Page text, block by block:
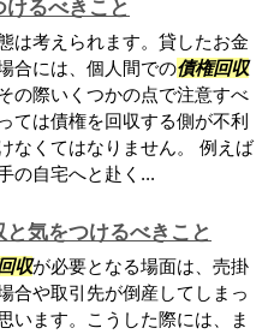
るべきこと
は考えられます。貸したお金
合には、個人間での債権回収
の際いくつかの点で注意すべ
ては債権を回収する側が不利
なくてはなりません。 例えば
の自宅へと赴く...
気をつけるべきこと
収が必要となる場面は、売掛
合や取引先が倒産してしまっ
います。こうした際には、ま